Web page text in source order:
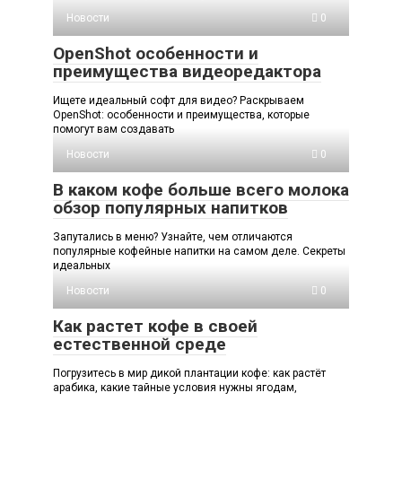
Новости
0
OpenShot особенности и
преимущества видеоредактора
Ищете идеальный софт для видео? Раскрываем
OpenShot: особенности и преимущества, которые
помогут вам создавать
Новости
0
В каком кофе больше всего молока
обзор популярных напитков
Запутались в меню? Узнайте, чем отличаются
популярные кофейные напитки на самом деле. Секреты
идеальных
Новости
0
Как растет кофе в своей
естественной среде
Погрузитесь в мир дикой плантации кофе: как растёт
арабика, какие тайные условия нужны ягодам,